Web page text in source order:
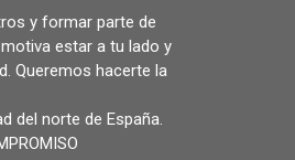
y formar parte de
estar a tu lado y
Queremos hacerte la
del norte de España.